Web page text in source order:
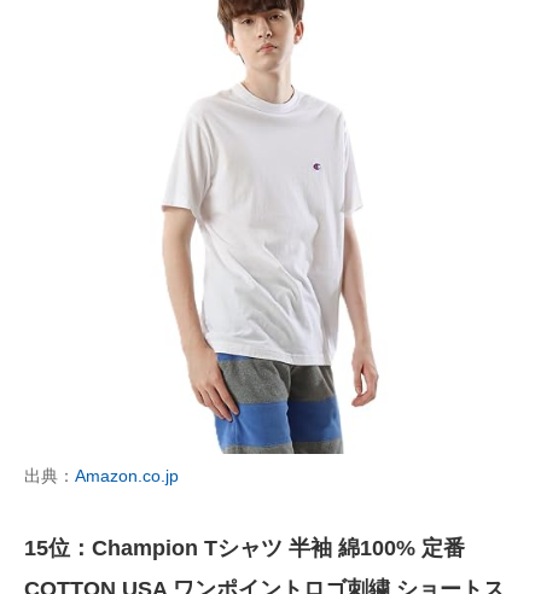
出典： Amazon.co.jp
15位：Champion Tシャツ 半袖 綿100% 定番